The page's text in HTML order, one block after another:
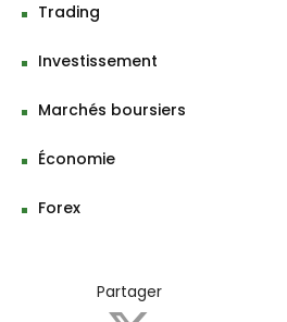
Trading
Investissement
Marchés boursiers
Économie
Forex
Partager